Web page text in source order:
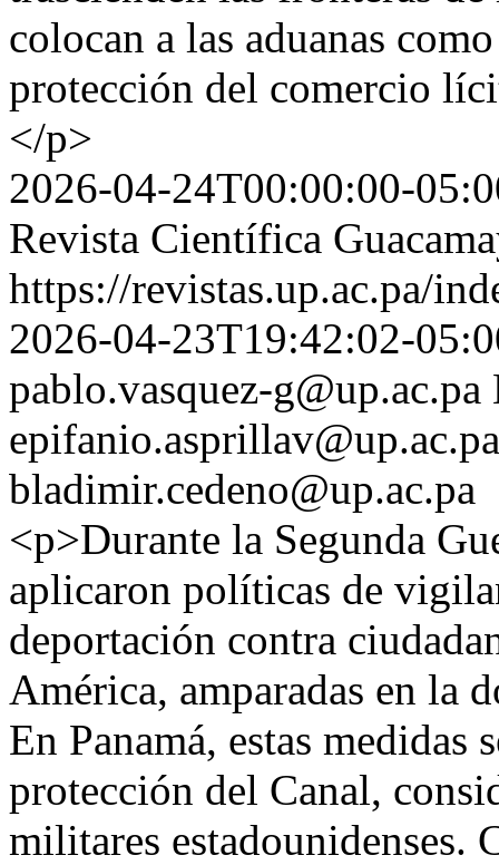
colocan a las aduanas
protección del comercio
</p>
2026-04-24T00:00:00-
Revista Científica
https://revistas.up.ac.pa/
2026-04-23T19:42:02-
pablo.vasquez-g@up.ac.pa
epifanio.asprillav@up.ac.pa
bladimir.cedeno@up.ac.pa
<p>Durante la Segunda
aplicaron políticas de
deportación contra
América, amparadas en la
En Panamá, estas medidas
protección del Canal,
militares estadounidenses.